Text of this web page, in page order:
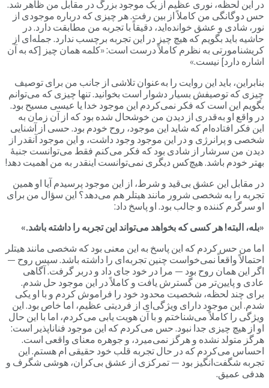
در این لحظه، نوری عظیم از یک موجود بزرگ در مقابل من ظاهر شد.
حس دوگانگی من کاملاً از بین رفت. هر چیزی که درباره موجودی از
نور، شادی و عشق خوانده‌اید، دقیقاً با تجربه من مطابقت دارد. در
حاشیه باید بگویم که هیچ چیز در این تجربه برچسب ندارد. جمله‌ای از
کریشنامورتی به نظرم کاملاً درست است: «کلمه همان چیز [که به آن
اشاره دارد] نیست.»
بنابراین، باید این روایت را به‌عنوان تلاشی از جانب من برای توصیف
چیزی که توصیفش بسیار دشوار است بخوانید. تنها چیزی که می‌توانم
بگویم این است که فکر نمی‌کردم این موجود خدا یا عیسی مسیح بود.
در واقع او به‌قدری از دیدن من خوشحال شده بود که از آن زمان به
این فکر افتاده‌ام که شاید این موجود، روح خودم بود. حسی از آشنایی
شخصی و پرانرژی‌ و در این موجود وجود داشت، و این موجود آنقدر از
دیدن من سرشار از شادی بود که فکر می‌کنم فقط می‌توانست جنبۀ
بهتر خودم باشد. هیچ‌کس دیگری نمی‌توانست اینقدر به من اهمیت دهد!
در مقابل این عشق بی‌قید و شرط، از این موجود پرسیدم آیا او همین
تجربه را به شخصی شرور مانند هیتلر هم می‌دهد؟ این سؤال من برای
او سرگرم کننده و جالب بود. او پاسخ داد:
«بله، البته! هر کسی که بخواهد می‌تواند این تجربه را داشته باشد.»
اما من حس کردم که این پاسخ به این معنی بود که شخصی مانند هیتلر
احتمالاً واقعاً نمی‌خواست چنین تجربه‌ای را داشته باشد. سپس روح —
اگر این همان روح بود — مرا در خود جای داد و دربر گرفت. آگاهی
عادی و پایین‌تر من گسترش یافت و کاملاً در این موجود حل شدم.
برای چند لحظه، شخصیت محدود خود را فراموش کردم و با او یکی
شدم. این موجود دارای ویژگی‌ای از فردیتی عظیم، اما خاص بود. این
ویژگی را کاملاً می‌شناختم و با آن هویت یابی می‌کردم، اما با این حال
او از هیچ چیزی جدا نبود. حس می‌کردم که این موجود فناناپذیر است:
هرگز متولد نشده و هرگز نمی‌میرد، و جوهره معنای واقعی است.
احساس می‌کردم که در حال تجربه قلب خود حقیقی ام هستم. این
تجربه شگفت‌انگیز بود — تمرکزی از عشق بی‌کران، هوشی شگرف و
هدفی عمیق.